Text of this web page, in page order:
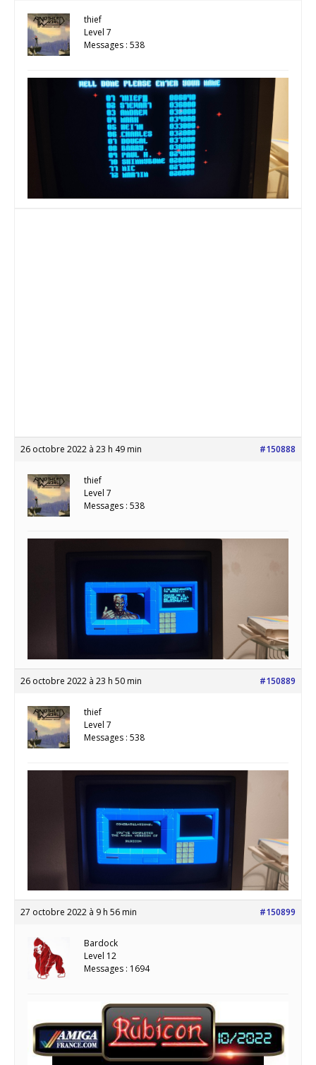
thief
Level 7
Messages : 538
26 octobre 2022 à 23 h 49 min #150888
thief
Level 7
Messages : 538
26 octobre 2022 à 23 h 50 min #150889
thief
Level 7
Messages : 538
27 octobre 2022 à 9 h 56 min #150899
Bardock
Level 12
Messages : 1694